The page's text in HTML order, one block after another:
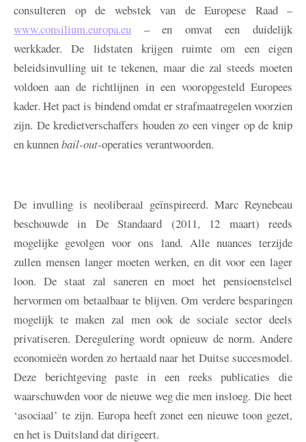
consulteren op de webstek van de Europese Raad –
www.consilium.europa.eu – en omvat een duidelijk
werkkader. De lidstaten krijgen ruimte om een eigen
beleidsinvulling uit te tekenen, maar die zal steeds moeten
voldoen aan de richtlijnen in een vooropgesteld Europees
kader. Het pact is bindend omdat er strafmaatregelen voorzien
zijn. De kredietverschaffers houden zo een vinger op de knip
en kunnenbail-out-operaties verantwoorden.
De invulling is neoliberaal geïnspireerd. Marc Reynebeau
beschouwde in De Standaard (2011, 12 maart) reeds
mogelijke gevolgen voor ons land. Alle nuances terzijde
zullen mensen langer moeten werken, en dit voor een lager
loon. De staat zal saneren en moet het pensioenstelsel
hervormen om betaalbaar te blijven. Om verdere besparingen
mogelijk te maken zal men ook de sociale sector deels
privatiseren. Deregulering wordt opnieuw de norm. Andere
economieën worden zo hertaald naar het Duitse succesmodel.
Deze berichtgeving paste in een reeks publicaties die
waarschuwden voor de nieuwe weg die men insloeg. Die heet
‘asociaal’ te zijn. Europa heeft zonet een nieuwe toon gezet,
en het is Duitsland dat dirigeert.